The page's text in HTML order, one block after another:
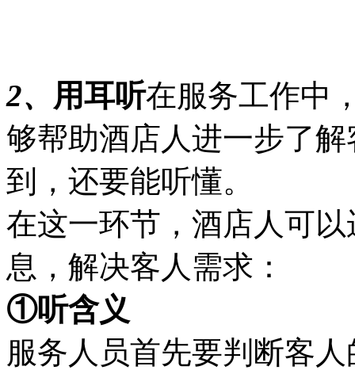
2、 用耳听在服务工作中
够帮助酒店人进一步了
到，还要能听懂。
在这一环节，酒店人可
息，解决客人需求：
①听含义
服务人员首先要判断客